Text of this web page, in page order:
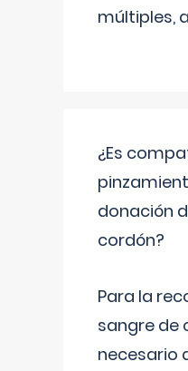
múltiples,
¿Es
donación
cordón?
Para la
sangre de
necesario